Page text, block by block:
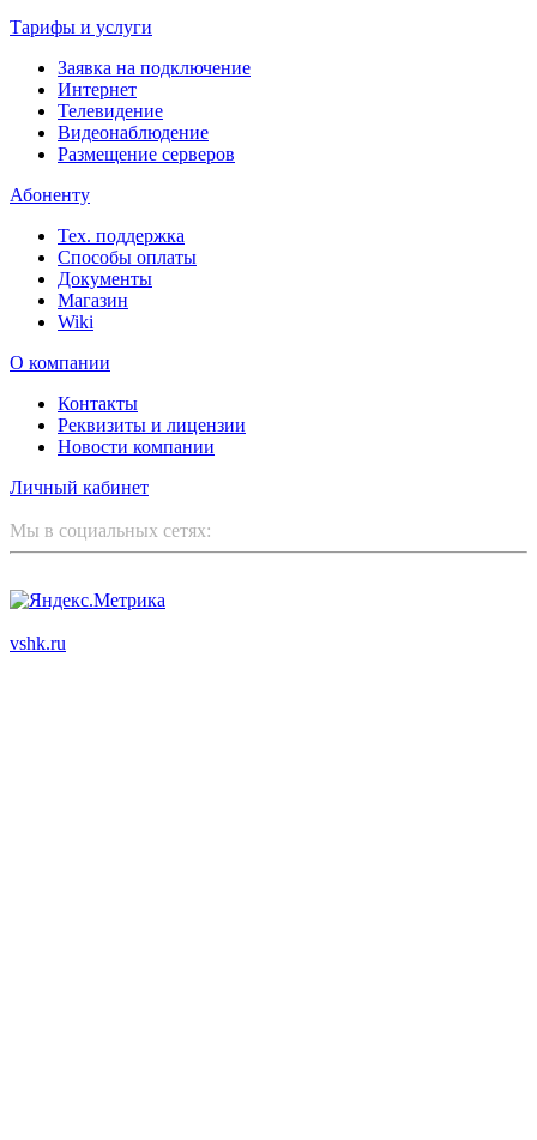
Тарифы и услуги
Заявка на подключение
Интернет
Телевидение
Видеонаблюдение
Размещение серверов
Абоненту
Тех. поддержка
Способы оплаты
Документы
Магазин
Wiki
О компании
Контакты
Реквизиты и лицензии
Новости компании
Личный кабинет
Мы в социальных сетях:
vshk.ru